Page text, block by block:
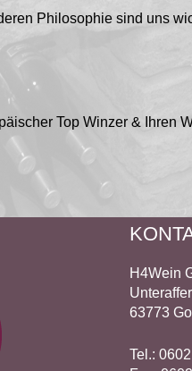
Philosophie sind uns
Top Winzer & Ihren
H4Wein
63773
Tel.: